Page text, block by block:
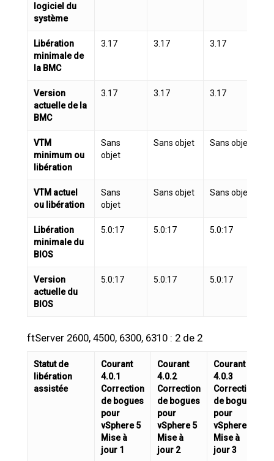
logiciel du
système
Libération
minimale de
la BMC
3.17 3.17 3.17
Version
actuelle de la
BMC
3.17 3.17 3.17
VTM
minimum ou
libération
Sans
objet
Sans objet Sans objet
VTM actuel
ou libération
Sans
objet
Sans objet Sans objet
Libération
minimale du
BIOS
5.0:17 5.0:17 5.0:17
Version
actuelle du
BIOS
5.0:17 5.0:17 5.0:17
ftServer 2600, 4500, 6300, 6310 : 2 de 2
Statut de
libération
assistée
Courant
4.0.1
Correction
de bogues
pour
vSphere 5
Mise à
jour 1
Courant
4.0.2
Correction
de bogues
pour
vSphere 5
Mise à
jour 2
Courant
4.0.3
Correction
de bogues
pour
vSphere 5
Mise à
jour 3